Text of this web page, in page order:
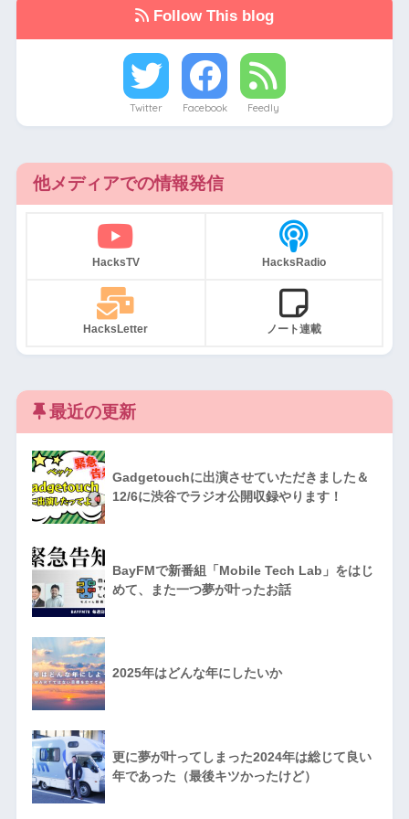
Follow This blog
Twitter Facebook Feedly
他メディアでの情報発信
HacksTV HacksRadio
HacksLetter ノート連載
最近の更新
Gadgetouchに出演させていただきました＆
12/6に渋谷でラジオ公開収録やります！
BayFMで新番組「Mobile Tech Lab」をはじ
めて、また一つ夢が叶ったお話
2025年はどんな年にしたいか
更に夢が叶ってしまった2024年は総じて良い
年であった（最後キツかったけど）